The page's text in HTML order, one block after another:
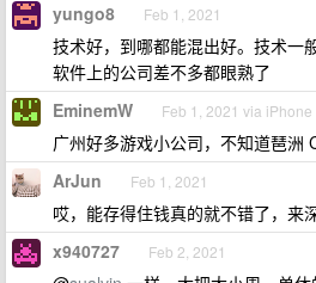
yungo8 Feb 1, 2021
技术好，到哪都能混出好。技术一
软件上的公司差不多都眼熟了
EminemW Feb 1, 2021 via iPhone
广州好多游戏小公司，不知道琶洲
ArJun Feb 1, 2021
哎，能存得住钱真的就不错了，来
x940727 Feb 2, 2021